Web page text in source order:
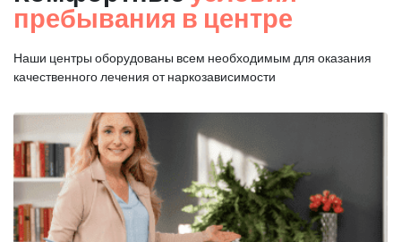
пребывания в центре
Наши центры оборудованы всем необходимым для оказания
качественного лечения от наркозависимости